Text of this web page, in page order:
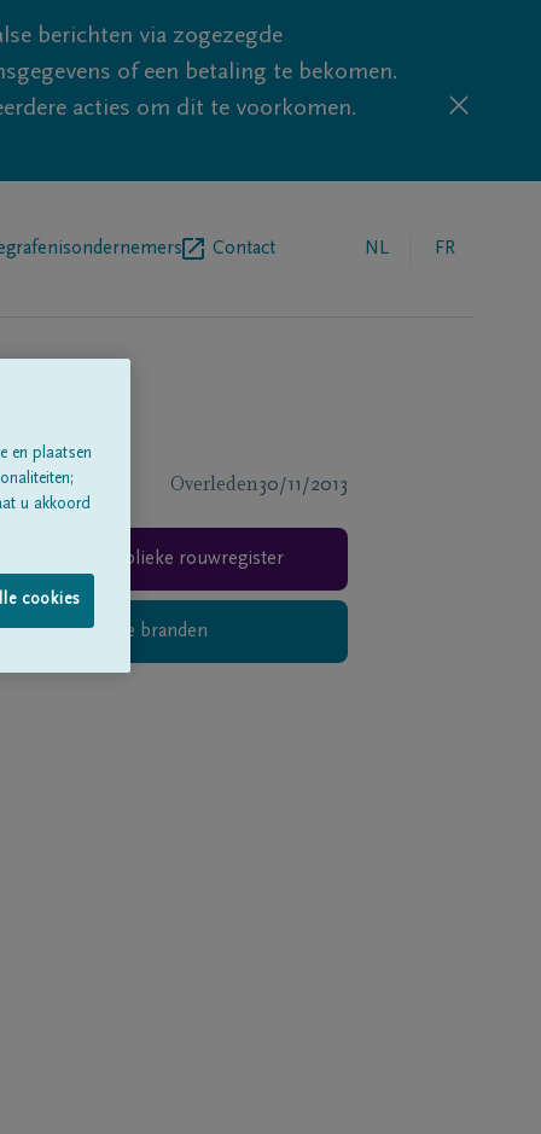
berichten via zogezegde
of een betaling te bekomen.
acties om dit te voorkomen.
Contact NL FR
Overleden30/11/2013
Teken het publieke rouwregister
Digitaal kaarsje branden
en plaatsen
u akkoord
cookies